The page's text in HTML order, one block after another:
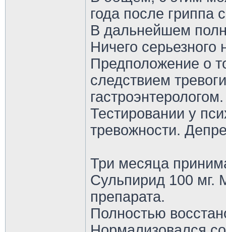
года после гриппа
В дальнейшем
Ничего серьезного
Предположение о
следствием
гастроэнтерологом.
Тестировании у
тревожности.
Три месяца
Сульпирид 100 мг.
препарата.
Полностью